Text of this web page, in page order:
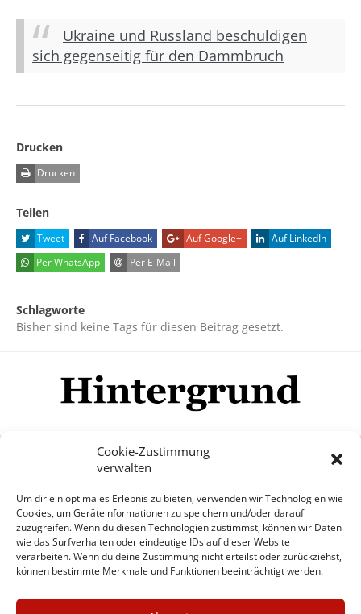
Cookie-Zustimmung
verwalten
Um dir ein optimales Erlebnis zu bieten, verwenden wir Technologien wie
Cookies, um Geräteinformationen zu speichern und/oder darauf
zuzugreifen. Wenn du diesen Technologien zustimmst, können wir Daten
wie das Surfverhalten oder eindeutige IDs auf dieser Website
verarbeiten. Wenn du deine Zustimmung nicht erteilst oder zurückziehst,
können bestimmte Merkmale und Funktionen beeinträchtigt werden.
Ukraine und Russland beschuldigen
sich gegenseitig für den Dammbruch
Drucken
Drucken
Teilen
Tweet Auf Facebook Auf Google+
Auf LinkedIn
Per WhatsApp
Per E-Mail
Schlagworte
Bisher sind keine Tags für diesen Beitrag gesetzt.
Mehr
© Copyright Hintergrund.de, 2015 - 2026
Zum Newsletter jetzt kostenlos